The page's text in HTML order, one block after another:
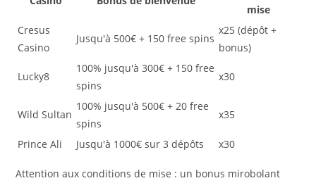
mise
Cresus
Casino
Jusqu'à 500€ + 150 free spins
x25 (dépôt +
bonus)
Lucky8
100% jusqu'à 300€ + 150 free
spins
x30
Wild Sultan
100% jusqu'à 500€ + 20 free
spins
x35
Prince Ali Jusqu'à 1000€ sur 3 dépôts x30
Attention aux conditions de mise : un bonus mirobolant